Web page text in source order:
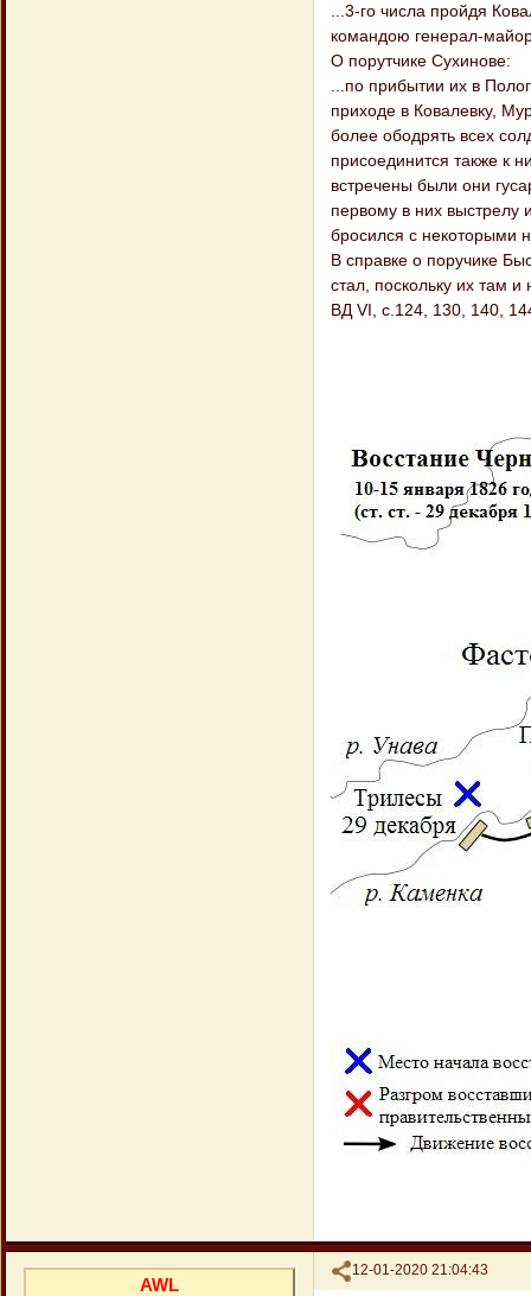
...3-го числа пройдя
командою генерал-
О порутчике Сухинове:
...по прибытии их в
приходе в Ковалевку,
более ободрять всех
присоединится также к
встречены были они
первому в них выстрелу
бросился с некоторыми
В справке о поручике
стал, поскольку их там и
ВД VI, с.124, 130, 140,
Поделиться
12-01-2020 21:04:43
AWL